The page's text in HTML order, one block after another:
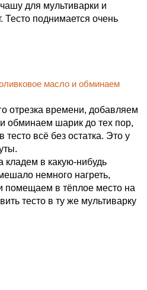
для мультиварки и
Тесто поднимается очень
отрезка времени, добавляем
обминаем шарик до тех пор,
тесто всё без остатка. Это у
кладем в какую-нибудь
немного нагреть,
помещаем в тёплое место на
тесто в ту же мультиварку